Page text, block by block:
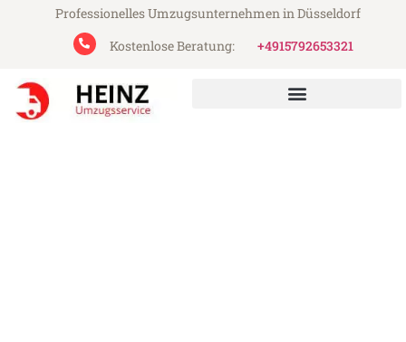
Professionelles Umzugsunternehmen in Düsseldorf
Kostenlose Beratung:
+4915792653321